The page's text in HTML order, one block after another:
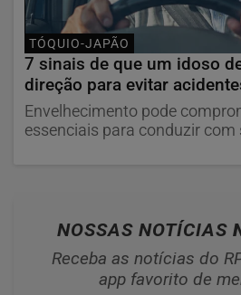
TÓQUIO-JAPÃO
7 sinais de que um idoso
direção para evitar
Envelhecimento pode
essenciais para conduzir com
NOSSAS NOTÍCIAS
Receba as notícias do
app favorito de